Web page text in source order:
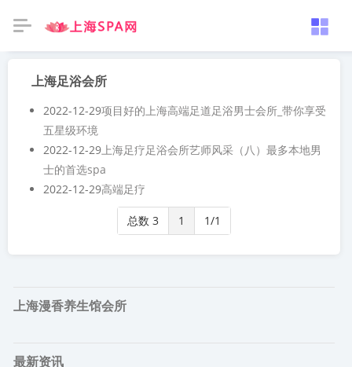
上海足浴会所
2022-12-29项目好的上海高端足道足浴男士会所_带你享受
五星级环境
2022-12-29上海足疗足浴会所艺师风采（八）最多本地男
士的首选spa
2022-12-29高端足疗
总数 3 1 1/1
上海漫香养生馆会所
最新资讯